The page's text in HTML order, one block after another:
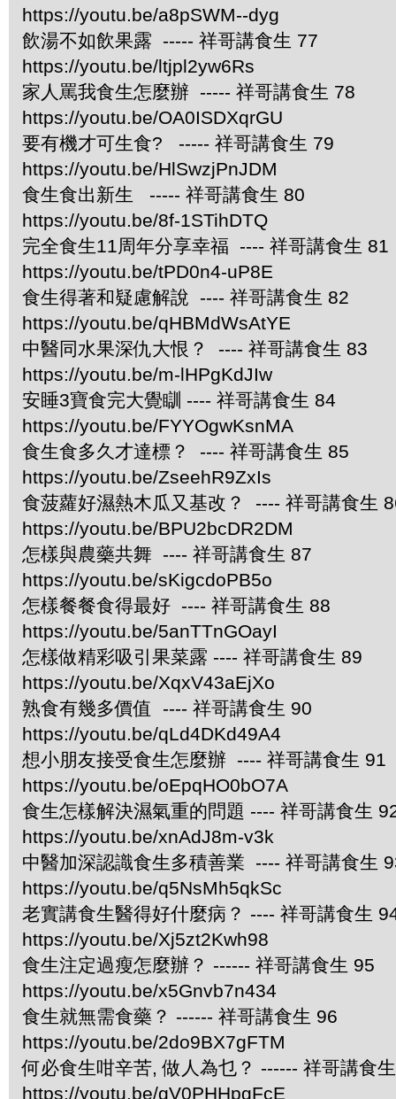
https://youtu.be/a8pSWM--dyg
飲湯不如飲果露 ----- 祥哥講食生 77
https://youtu.be/ltjpl2yw6Rs
家人罵我食生怎麼辦 ----- 祥哥講食生 78
https://youtu.be/OA0ISDXqrGU
要有機才可生食? ----- 祥哥講食生 79
https://youtu.be/HlSwzjPnJDM
食生食出新生 ----- 祥哥講食生 80
https://youtu.be/8f-1STihDTQ
完全食生11周年分享幸福 ---- 祥哥講食生 81
https://youtu.be/tPD0n4-uP8E
食生得著和疑慮解說 ---- 祥哥講食生 82
https://youtu.be/qHBMdWsAtYE
中醫同水果深仇大恨？ ---- 祥哥講食生 83
https://youtu.be/m-lHPgKdJIw
安睡3寶食完大覺瞓 ---- 祥哥講食生 84
https://youtu.be/FYYOgwKsnMA
食生食多久才達標？ ---- 祥哥講食生 85
https://youtu.be/ZseehR9ZxIs
食菠蘿好濕熱木瓜又基改？ ---- 祥哥講食生
https://youtu.be/BPU2bcDR2DM
怎樣與農藥共舞 ---- 祥哥講食生 87
https://youtu.be/sKigcdoPB5o
怎樣餐餐食得最好 ---- 祥哥講食生 88
https://youtu.be/5anTTnGOayI
怎樣做精彩吸引果菜露 ---- 祥哥講食生 89
https://youtu.be/XqxV43aEjXo
熟食有幾多價值 ---- 祥哥講食生 90
https://youtu.be/qLd4DKd49A4
想小朋友接受食生怎麼辦 ---- 祥哥講食生 91
https://youtu.be/oEpqHO0bO7A
食生怎樣解決濕氣重的問題 ---- 祥哥講食生
https://youtu.be/xnAdJ8m-v3k
中醫加深認識食生多積善業 ---- 祥哥講食生
https://youtu.be/q5NsMh5qkSc
老實講食生醫得好什麼病？ ---- 祥哥講食生
https://youtu.be/Xj5zt2Kwh98
食生注定過瘦怎麼辦？ ------ 祥哥講食生 95
https://youtu.be/x5Gnvb7n434
食生就無需食藥？ ------ 祥哥講食生 96
https://youtu.be/2do9BX7gFTM
何必食生咁辛苦, 做人為乜？ ------ 祥哥講食
https://youtu.be/gV0PHHpgFcE